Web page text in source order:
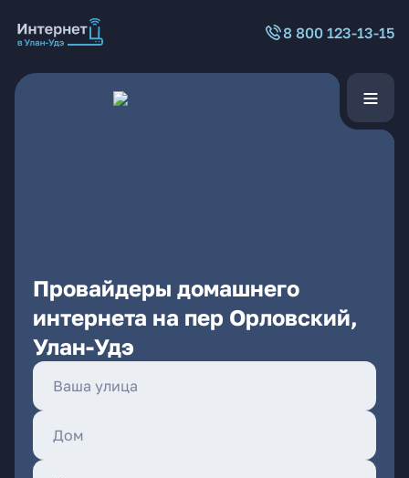
8 800 123-13-15
Провайдеры домашнего
интернета на пер Орловский,
Улан-Удэ